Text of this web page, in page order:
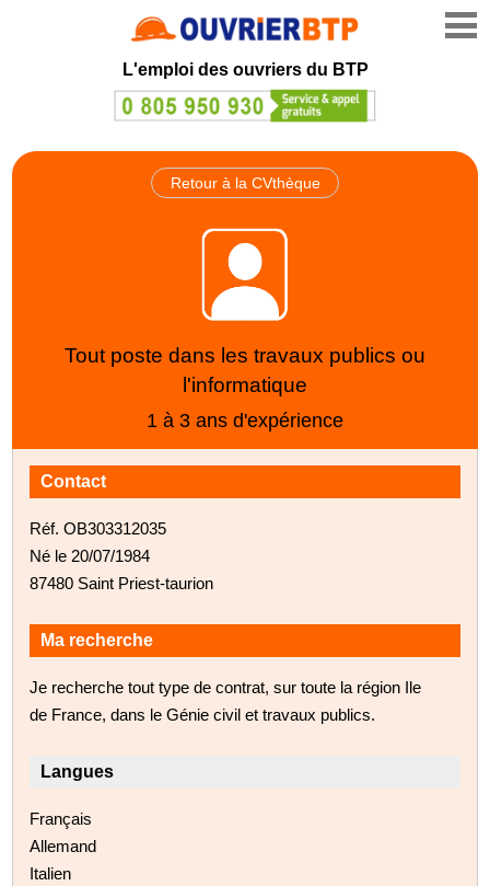
L'emploi des ouvriers du BTP
Retour à la CVthèque
Tout poste dans les travaux publics ou
l'informatique
1 à 3 ans d'expérience
Contact
Réf. OB303312035
Né le 20/07/1984
87480 Saint Priest-taurion
Ma recherche
Je recherche tout type de contrat, sur toute la région Ile
de France, dans le Génie civil et travaux publics.
Langues
Français
Allemand
Italien